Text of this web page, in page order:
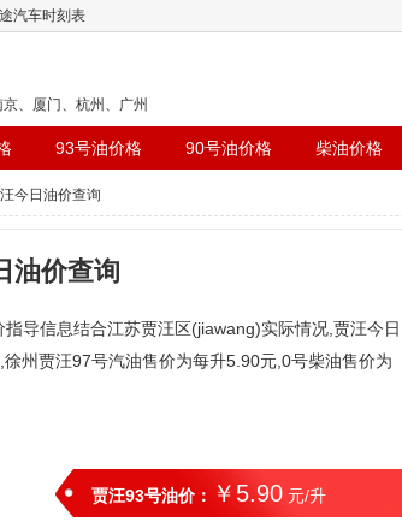
京、 厦门、 杭州 、 广州
93号油价格 90号油价格 柴油价格
汽车时刻表
今日油价查询
油价查询
指导信息结合江苏贾汪区(jiawang)实际情况,贾汪今日
州贾汪97号汽油售价为每升5.90元,0号柴油售价为
贾汪93号油价： ￥5.90 元/升